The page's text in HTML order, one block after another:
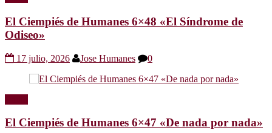
El Ciempiés de Humanes 6×48 «El Síndrome de
Odiseo»
17 julio, 2026 Jose Humanes 0
El Ciempiés de Humanes 6×47 «De nada por nada»